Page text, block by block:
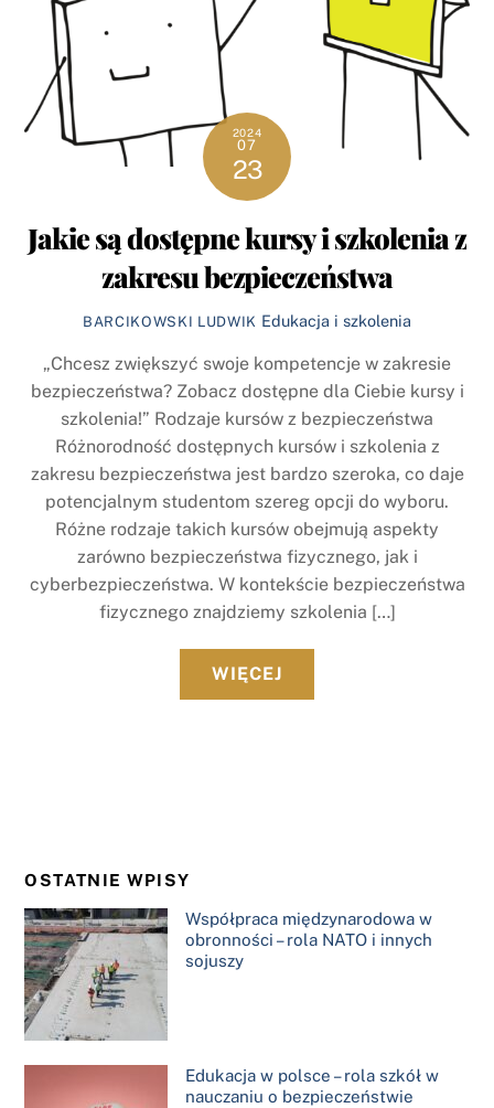
2024
07
23
Jakie są dostępne kursy i szkolenia z
zakresu bezpieczeństwa
BARCIKOWSKI LUDWIK Edukacja i szkolenia
„Chcesz zwiększyć swoje kompetencje w zakresie
bezpieczeństwa? Zobacz dostępne dla Ciebie kursy i
szkolenia!” Rodzaje kursów z bezpieczeństwa
Różnorodność dostępnych kursów i szkolenia z
zakresu bezpieczeństwa jest bardzo szeroka, co daje
potencjalnym studentom szereg opcji do wyboru.
Różne rodzaje takich kursów obejmują aspekty
zarówno bezpieczeństwa fizycznego, jak i
cyberbezpieczeństwa. W kontekście bezpieczeństwa
fizycznego znajdziemy szkolenia […]
WIĘCEJ
OSTATNIE WPISY
Współpraca międzynarodowa w
obronności – rola NATO i innych
sojuszy
Edukacja w polsce – rola szkół w
nauczaniu o bezpieczeństwie